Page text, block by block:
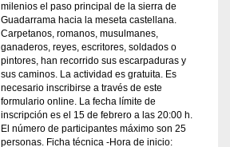
milenios el paso principal de la sierra de
Guadarrama hacia la meseta castellana.
Carpetanos, romanos, musulmanes,
ganaderos, reyes, escritores, soldados o
pintores, han recorrido sus escarpaduras y
sus caminos. La actividad es gratuita. Es
necesario inscribirse a través de este
formulario online. La fecha límite de
inscripción es el 15 de febrero a las 20:00 h.
El número de participantes máximo son 25
personas. Ficha técnica -Hora de inicio: